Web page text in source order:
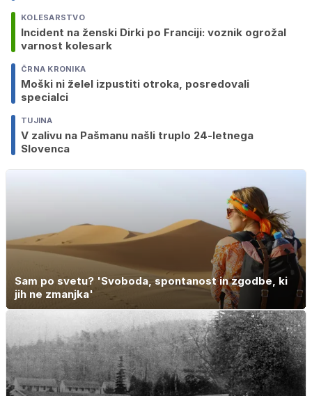
KOLESARSTVO
Incident na ženski Dirki po Franciji: voznik ogrožal
varnost kolesark
ČRNA KRONIKA
Moški ni želel izpustiti otroka, posredovali
specialci
TUJINA
V zalivu na Pašmanu našli truplo 24-letnega
Slovenca
Sam po svetu? 'Svoboda, spontanost in zgodbe, ki
jih ne zmanjka'